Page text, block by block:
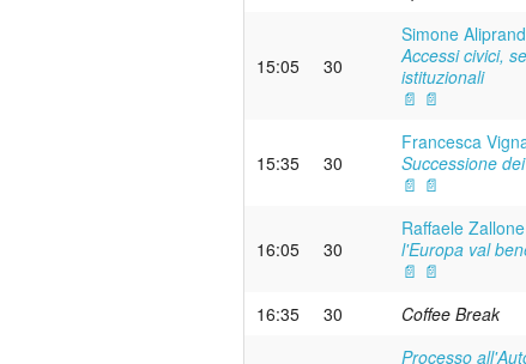
15:05 30
Simone
Accessi civici,
istituzionali
📄 📄
15:35 30
Francesca
Successione
📄 📄
16:05 30
Raffaele Zallone
l'Europa val
📄 📄
16:35
30
Coffee Break
Processo